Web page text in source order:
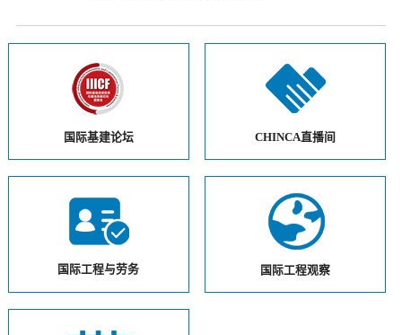
国际基建论坛 CHINCA直播间
国际工程与劳务 国际工程观察